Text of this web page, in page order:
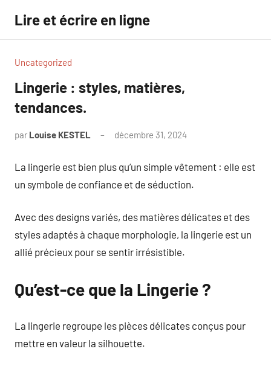
contenu
Lire et écrire en ligne
Uncategorized
Lingerie : styles, matières,
tendances.
par Louise KESTEL décembre 31, 2024
La lingerie est bien plus qu’un simple vêtement : elle est
un symbole de confiance et de séduction.
Avec des designs variés, des matières délicates et des
styles adaptés à chaque morphologie, la lingerie est un
allié précieux pour se sentir irrésistible.
Qu’est-ce que la Lingerie ?
La lingerie regroupe les pièces délicates conçus pour
mettre en valeur la silhouette.